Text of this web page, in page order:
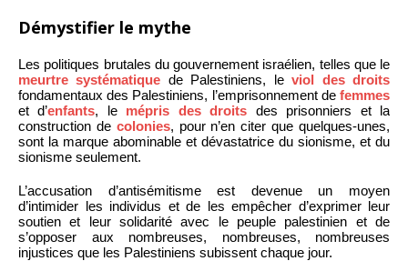
Démystifier le mythe
Les politiques brutales du gouvernement israélien, telles que le
meurtre systématique de Palestiniens, leviol des droits
fondamentaux des Palestiniens, l’emprisonnement de femmes
et d’enfants, le mépris des droits des prisonniers et la
construction de colonies, pour n’en citer que quelques-unes,
sont la marque abominable et dévastatrice du sionisme, et du
sionisme seulement.
L’accusation d’antisémitisme est devenue un moyen
d’intimider les individus et de les empêcher d’exprimer leur
soutien et leur solidarité avec le peuple palestinien et de
s’opposer aux nombreuses, nombreuses, nombreuses
injustices que les Palestiniens subissent chaque jour.